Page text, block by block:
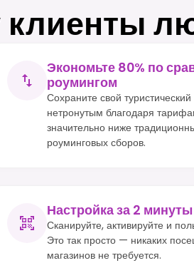
Экономьте 80% по
роумингом
Сохраните свой
нетронутым благодаря
значительно ниже
роуминговых сборов.
Настройка за 2 минуты
Сканируйте, активируйте и
Это так просто — никаких
магазинов не требуется.